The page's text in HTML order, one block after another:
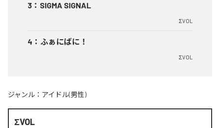
3 ： SIGMA SIGNAL
ΣVOL
4 ： ふぁにばに！
ΣVOL
ジャンル： アイドル(男性)
ΣVOL